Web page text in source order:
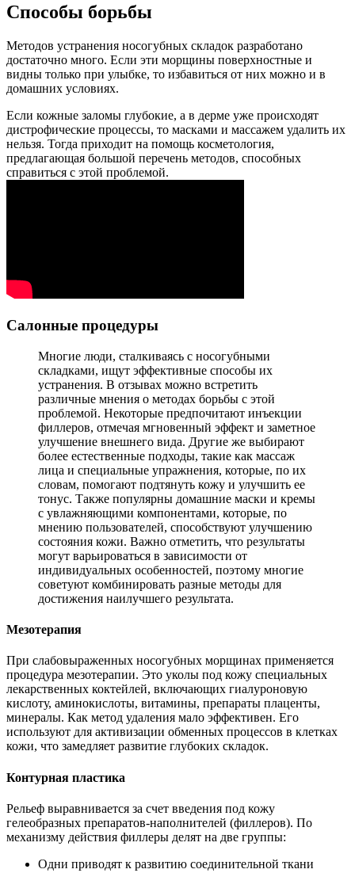
Способы борьбы
Методов устранения носогубных складок разработано
достаточно много. Если эти морщины поверхностные и
видны только при улыбке, то избавиться от них можно и в
домашних условиях.
Если кожные заломы глубокие, а в дерме уже происходят
дистрофические процессы, то масками и массажем удалить их
нельзя. Тогда приходит на помощь косметология,
предлагающая большой перечень методов, способных
справиться с этой проблемой.
Салонные процедуры
Многие люди, сталкиваясь с носогубными
складками, ищут эффективные способы их
устранения. В отзывах можно встретить
различные мнения о методах борьбы с этой
проблемой. Некоторые предпочитают инъекции
филлеров, отмечая мгновенный эффект и заметное
улучшение внешнего вида. Другие же выбирают
более естественные подходы, такие как массаж
лица и специальные упражнения, которые, по их
словам, помогают подтянуть кожу и улучшить ее
тонус. Также популярны домашние маски и кремы
с увлажняющими компонентами, которые, по
мнению пользователей, способствуют улучшению
состояния кожи. Важно отметить, что результаты
могут варьироваться в зависимости от
индивидуальных особенностей, поэтому многие
советуют комбинировать разные методы для
достижения наилучшего результата.
Мезотерапия
При слабовыраженных носогубных морщинах применяется
процедура мезотерапии. Это уколы под кожу специальных
лекарственных коктейлей, включающих гиалуроновую
кислоту, аминокислоты, витамины, препараты плаценты,
минералы. Как метод удаления мало эффективен. Его
используют для активизации обменных процессов в клетках
кожи, что замедляет развитие глубоких складок.
Контурная пластика
Рельеф выравнивается за счет введения под кожу
гелеобразных препаратов-наполнителей (филлеров). По
механизму действия филлеры делят на две группы:
Одни приводят к развитию соединительной ткани